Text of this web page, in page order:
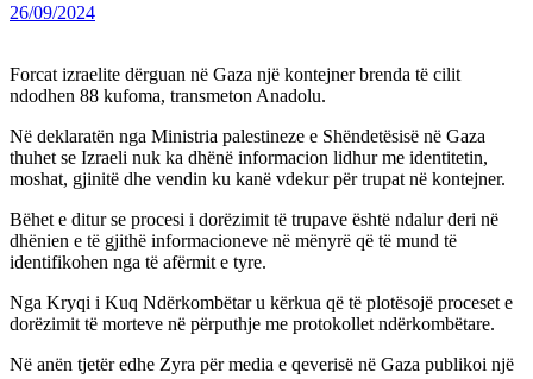
26/09/2024
Forcat izraelite dërguan në Gaza një kontejner brenda të cilit
ndodhen 88 kufoma, transmeton Anadolu.
Në deklaratën nga Ministria palestineze e Shëndetësisë në Gaza
thuhet se Izraeli nuk ka dhënë informacion lidhur me identitetin,
moshat, gjinitë dhe vendin ku kanë vdekur për trupat në kontejner.
Bëhet e ditur se procesi i dorëzimit të trupave është ndalur deri në
dhënien e të gjithë informacioneve në mënyrë që të mund të
identifikohen nga të afërmit e tyre.
Nga Kryqi i Kuq Ndërkombëtar u kërkua që të plotësojë proceset e
dorëzimit të morteve në përputhje me protokollet ndërkombëtare.
Në anën tjetër edhe Zyra për media e qeverisë në Gaza publikoi një